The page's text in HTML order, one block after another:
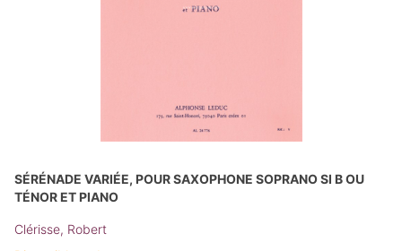
SÉRÉNADE VARIÉE, POUR SAXOPHONE SOPRANO SI B OU
TÉNOR ET PIANO
Clérisse, Robert